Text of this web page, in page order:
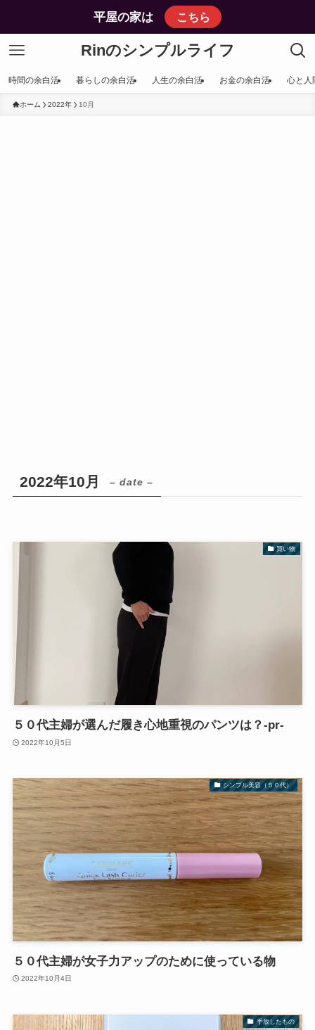
平屋の家は こちら
Rinのシンプルライフ
時間の余白活 暮らしの余白活 人生の余白活 お金の余白活 心と人
ホーム 2022年 10月
2022年10月 – date –
買い物
５０代主婦が選んだ履き心地重視のパンツは？‐pr‐
2022年10月5日
シンプル美容（５０代）
５０代主婦が女子力アップのために使っている物
2022年10月4日
手放したもの